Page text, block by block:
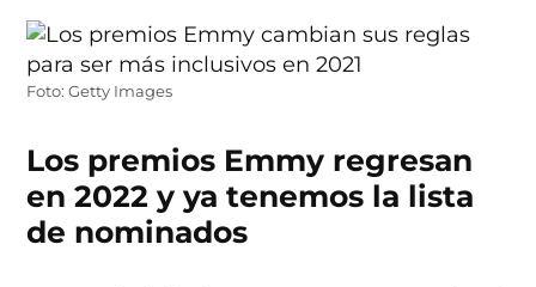
Foto: Getty Images
Los premios Emmy regresan
en 2022 y ya tenemos la lista
de nominados